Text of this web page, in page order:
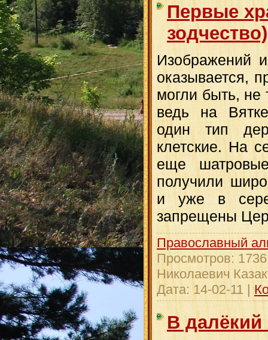
Первые
зодчество)
Изображений
оказывается,
могли быть, не
ведь на
один тип
клетские. На
еще
получили
и уже в
запрещены
Православный
Просмотров: 1736
Николаевич
Дата: 14-02-11 |
В далёкий